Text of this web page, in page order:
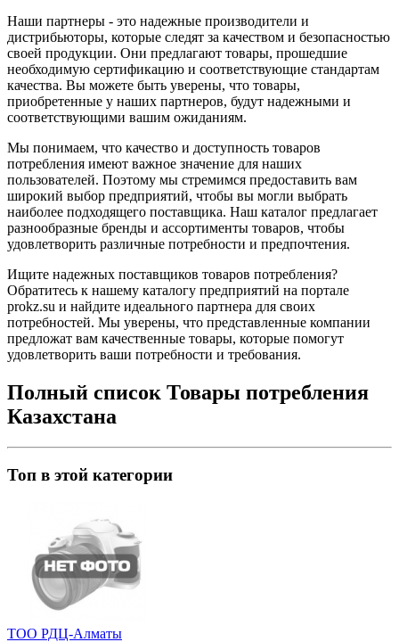
Наши партнеры - это надежные производители и
дистрибьюторы, которые следят за качеством и безопасностью
своей продукции. Они предлагают товары, прошедшие
необходимую сертификацию и соответствующие стандартам
качества. Вы можете быть уверены, что товары,
приобретенные у наших партнеров, будут надежными и
соответствующими вашим ожиданиям.
Мы понимаем, что качество и доступность товаров
потребления имеют важное значение для наших
пользователей. Поэтому мы стремимся предоставить вам
широкий выбор предприятий, чтобы вы могли выбрать
наиболее подходящего поставщика. Наш каталог предлагает
разнообразные бренды и ассортименты товаров, чтобы
удовлетворить различные потребности и предпочтения.
Ищите надежных поставщиков товаров потребления?
Обратитесь к нашему каталогу предприятий на портале
prokz.su и найдите идеального партнера для своих
потребностей. Мы уверены, что представленные компании
предложат вам качественные товары, которые помогут
удовлетворить ваши потребности и требования.
Полный список Товары потребления
Казахстана
Топ в этой категории
ТОО РДЦ-Алматы